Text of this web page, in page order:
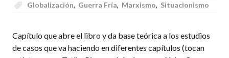
Globalización, Guerra Fría, Marxismo, Situacionismo
Capítulo que abre el libro y da base teórica a los estudios
de casos que va haciendo en diferentes capítulos (tocan